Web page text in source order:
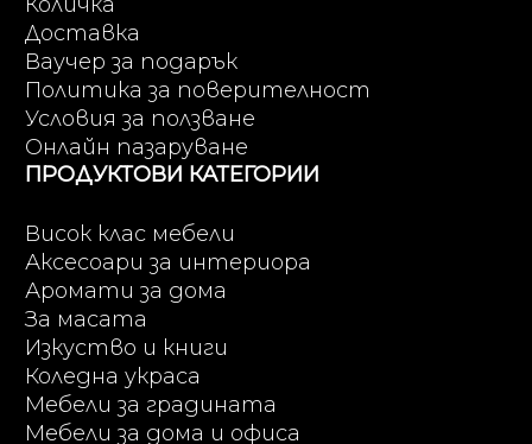
Доставка
Ваучер за подарък
Политика за поверителност
Условия за ползване
Онлайн пазаруване
ПРОДУКТОВИ КАТЕГОРИИ
Висок клас мебели
Аксесоари за интериора
Аромати за дома
За масата
Изкуство и книги
Коледна украса
Мебели за градината
Мебели за дома и офиса